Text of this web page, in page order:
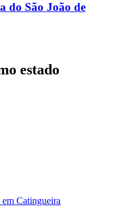
do São João de
estado
Catingueira